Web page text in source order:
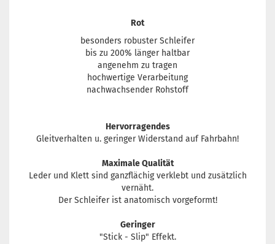
Rot
besonders robuster Schleifer
bis zu 200% länger haltbar
angenehm zu tragen
hochwertige Verarbeitung
nachwachsender Rohstoff
Hervorragendes
Gleitverhalten u. geringer Widerstand auf Fahrbahn!
Maximale Qualität
Leder und Klett sind ganzflächig verklebt und zusätzlich
vernäht.
Der Schleifer ist anatomisch vorgeformt!
Geringer
"Stick - Slip" Effekt.